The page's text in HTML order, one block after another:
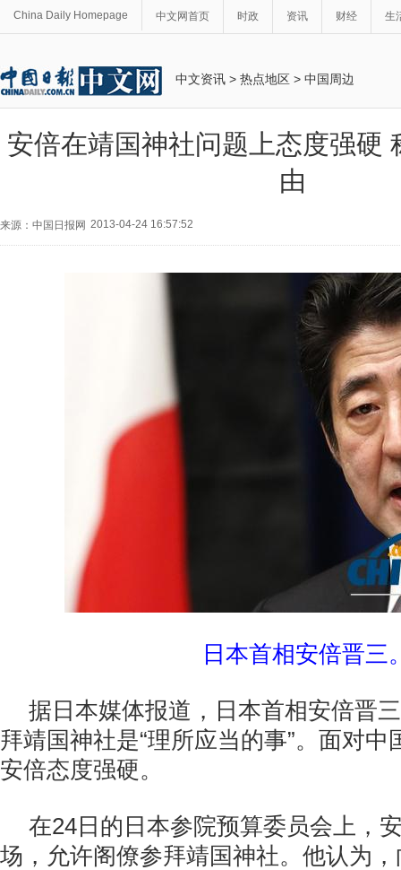
China Daily Homepage 中文网首页 时政 资讯 财经 生
中文资讯 > 热点地区 > 中国周边
安倍在靖国神社问题上态度强硬
由
来源：中国日报网 2013-04-24 16:57:52
日本首相安倍晋三
据日本媒体报道，日本首相安倍晋
拜靖国神社是“理所应当的事”。面对中
安倍态度强硬。
在24日的日本参院预算委员会上，
场，允许阁僚参拜靖国神社。他认为